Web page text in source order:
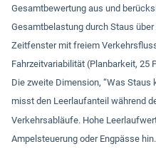
Gesamtbewertung aus und
Gesamtbelastung durch Staus
Zeitfenster mit freiem
Fahrzeitvariabilität (Planbarkeit, 25
Die zweite Dimension, “Was Staus
misst den Leerlaufanteil während
Verkehrsabläufe. Hohe
Ampelsteuerung oder Engpässe hin.